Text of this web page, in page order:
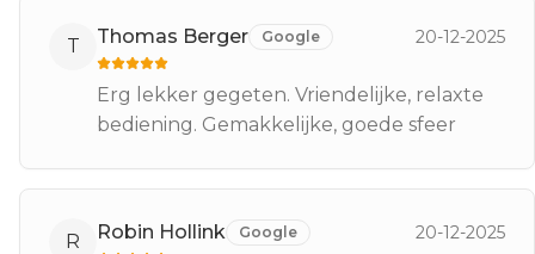
T Thomas Berger Google 20-12-2025
Erg lekker gegeten. Vriendelijke, relaxte
bediening. Gemakkelijke, goede sfeer
R Robin Hollink Google 20-12-2025